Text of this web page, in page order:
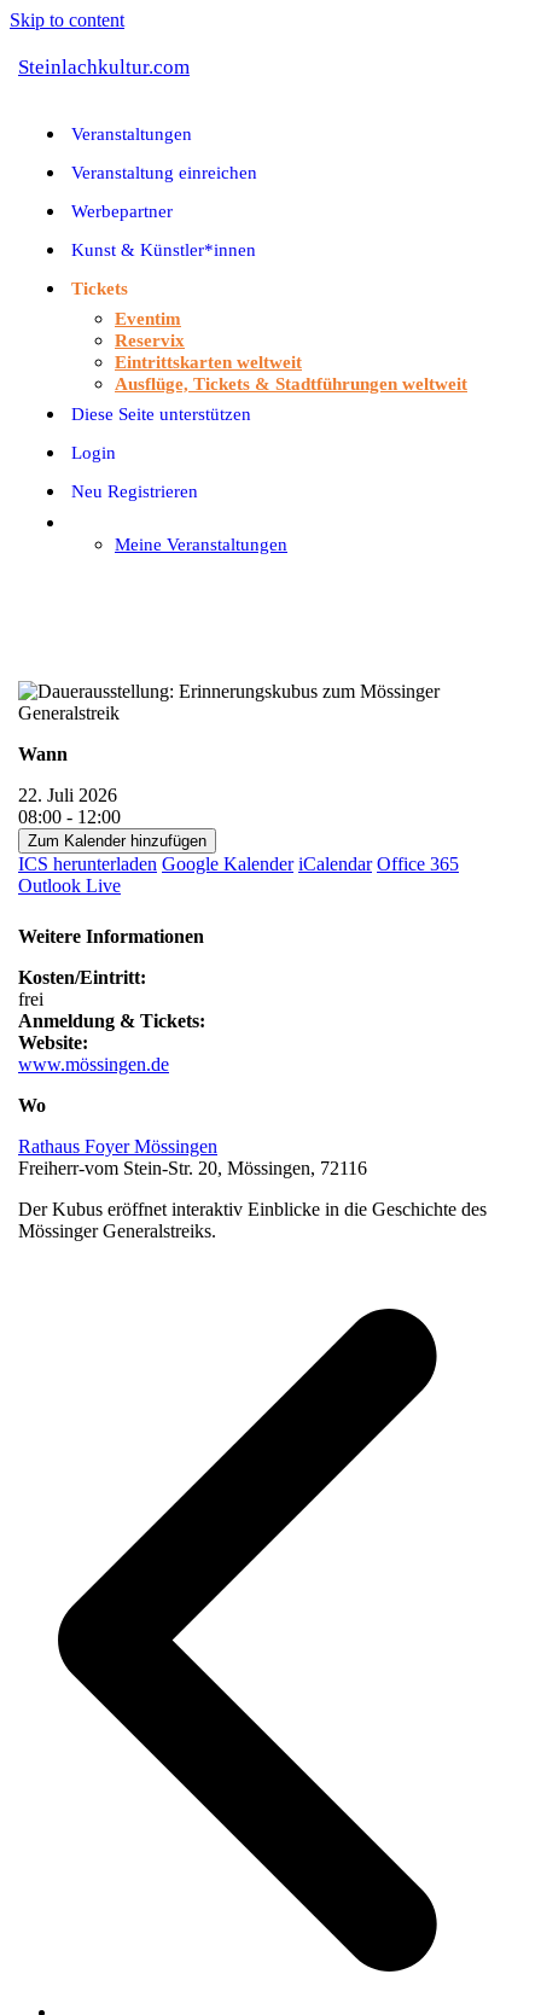
Skip to content
Steinlachkultur.com
Veranstaltungen
Veranstaltung einreichen
Werbepartner
Kunst & Künstler*innen
Tickets
Eventim
Reservix
Eintrittskarten weltweit
Ausflüge, Tickets & Stadtführungen weltweit
Diese Seite unterstützen
Login
Neu Registrieren
Meine Veranstaltungen
Wann
22. Juli 2026
08:00 - 12:00
Zum Kalender hinzufügen
ICS herunterladen Google Kalender iCalendar Office 365
Outlook Live
Weitere Informationen
Kosten/Eintritt:
frei
Anmeldung & Tickets:
Website:
www.mössingen.de
Wo
Rathaus Foyer Mössingen
Freiherr-vom Stein-Str. 20, Mössingen, 72116
Der Kubus eröffnet interaktiv Einblicke in die Geschichte des
Mössinger Generalstreiks.